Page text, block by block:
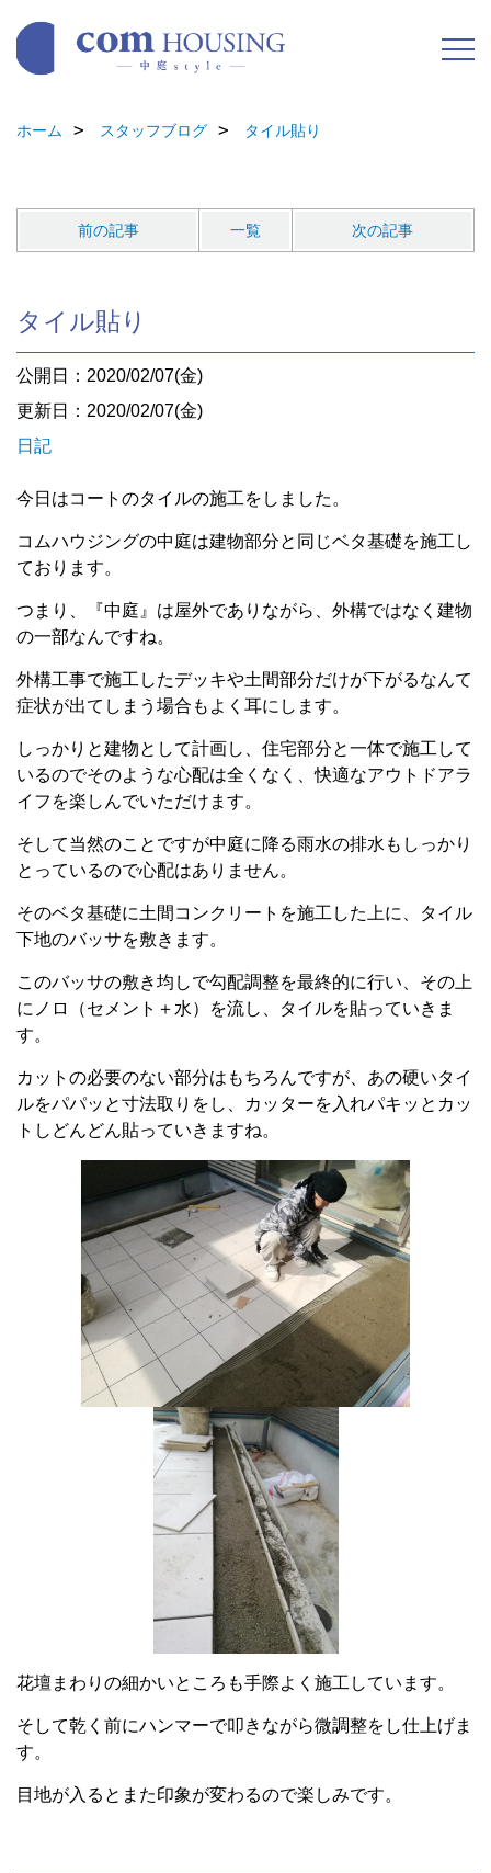
ホーム スタッフブログ タイル貼り
前の記事 一覧 次の記事
タイル貼り
公開日：2020/02/07(金)
更新日：2020/02/07(金)
日記
今日はコートのタイルの施工をしました。
コムハウジングの中庭は建物部分と同じベタ基礎を施工し
ております。
つまり、『中庭』は屋外でありながら、外構ではなく建物
の一部なんですね。
外構工事で施工したデッキや土間部分だけが下がるなんて
症状が出てしまう場合もよく耳にします。
しっかりと建物として計画し、住宅部分と一体で施工して
いるのでそのような心配は全くなく、快適なアウトドアラ
イフを楽しんでいただけます。
そして当然のことですが中庭に降る雨水の排水もしっかり
とっているので心配はありません。
そのベタ基礎に土間コンクリートを施工した上に、タイル
下地のバッサを敷きます。
このバッサの敷き均しで勾配調整を最終的に行い、その上
にノロ（セメント＋水）を流し、タイルを貼っていきま
す。
カットの必要のない部分はもちろんですが、あの硬いタイ
ルをパパッと寸法取りをし、カッターを入れパキッとカッ
トしどんどん貼っていきますね。
花壇まわりの細かいところも手際よく施工しています。
そして乾く前にハンマーで叩きながら微調整をし仕上げま
す。
目地が入るとまた印象が変わるので楽しみです。